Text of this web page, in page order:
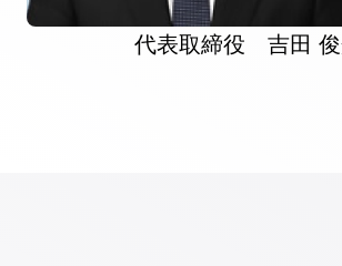
代表取締役 吉田